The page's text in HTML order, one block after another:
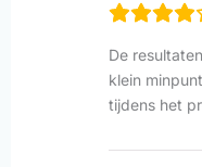
De
klein
tijdens het